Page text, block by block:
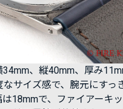
、縦40mm、厚み
なサイズ感で、腕元にすっ
18mmで、ファイアーキ